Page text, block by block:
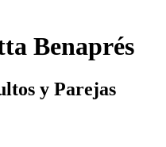
Benaprés
y Parejas